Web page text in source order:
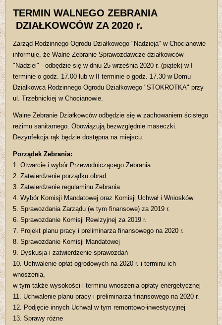
TERMIN WALNEGO ZEBRANIA
DZIAŁKOWCÓW ZA 2020 r.
Zarząd Rodzinnego Ogrodu Działkowego "Nadzieja" w Chocianowie
informuje, że Walne Zebranie Sprawozdawcze działkowców
"Nadziei" - odbędzie się w dniu 25 września 2020 r. (piątek) w I
terminie o godz. 17.00 lub w II terminie o godz. 17.30 w Domu
Działkowca Rodzinnego Ogrodu Działkowego "STOKROTKA" przy
ul. Trzebnickiej w Chocianowie.
Walne Zebranie Działkowców odbędzie się w zachowaniem ścisłego
reżimu sanitarnego. Obowiązują bezwzględnie maseczki.
Dezynfekcja rąk będzie dostępna na miejscu.
Porządek Zebrania:
1. Otwarcie i wybór Przewodniczącego Zebrania
2. Zatwierdzenie porządku obrad
3. Zatwierdzenie regulaminu Zebrania
4. Wybór Komisji Mandatowej oraz Komisji Uchwał i Wniosków
5. Sprawozdania Zarządu (w tym finansowe) za 2019 r.
6. Sprawozdanie Komisji Rewizyjnej za 2019 r.
7. Projekt planu pracy i preliminarza finansowego na 2020 r.
8. Sprawozdanie Komisji Mandatowej
9. Dyskusja i zatwierdzenie sprawozdań
10. Uchwalenie opłat ogrodowych na 2020 r. i terminu ich
wnoszenia,
w tym także wysokości i terminu wnoszenia opłaty energetycznej
11. Uchwalenie planu pracy i preliminarza finansowego na 2020 r.
12. Podjęcie innych Uchwał w tym remontowo-inwestycyjnej
13. Sprawy różne